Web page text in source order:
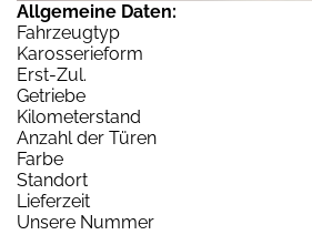
Allgemeine Daten:
Fahrzeugtyp
Karosserieform
Erst-Zul.
Getriebe
Kilometerstand
Anzahl der Türen
Farbe
Standort
Lieferzeit
Unsere Nummer